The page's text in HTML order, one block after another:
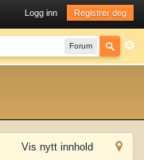
Logg inn Registrer deg
Forum
Vis nytt innhold